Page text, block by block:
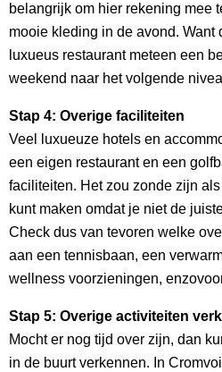
belangrijk om hier rekening mee
mooie kleding in de avond. Want
luxueus restaurant meteen een
weekend naar het volgende
Stap 4: Overige faciliteiten
Veel luxueuze hotels en
een eigen restaurant en een
faciliteiten. Het zou zonde zijn
kunt maken omdat je niet de
Check dus van tevoren welke
aan een tennisbaan, een
wellness voorzieningen,
Stap 5: Overige activiteiten
Mocht er nog tijd over zijn, dan
in de buurt verkennen. In